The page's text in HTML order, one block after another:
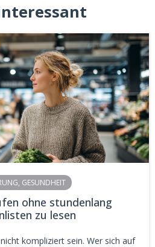
, GESUNDHEIT
ohne stundenlang
zu lesen
kompliziert sein. Wer sich auf